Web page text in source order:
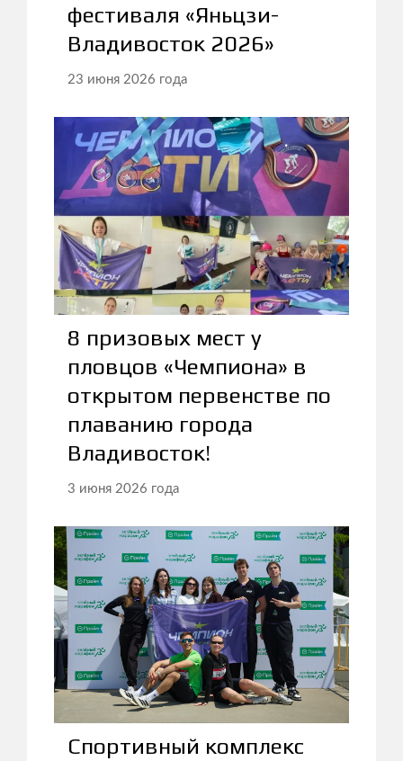
фестиваля «Яньцзи-
Владивосток 2026»
23 июня 2026 года
8 призовых мест у
пловцов «Чемпиона» в
открытом первенстве по
плаванию города
Владивосток!
3 июня 2026 года
Спортивный комплекс